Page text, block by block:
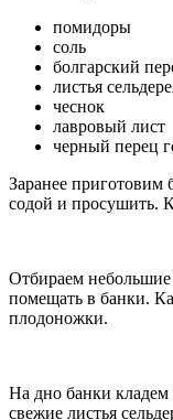
помидоры
соль
болгарский
листья
чеснок
лавровый лист
черный перец
Заранее
содой и просушить.
Отбираем
помещать в банки.
плодоножки.
На дно банки
свежие листья